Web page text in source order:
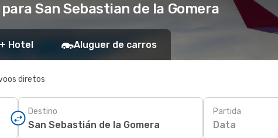
San Sebastian de la Gomera
Hotel Aluguer de carros
diretos
Destino Partida
Data